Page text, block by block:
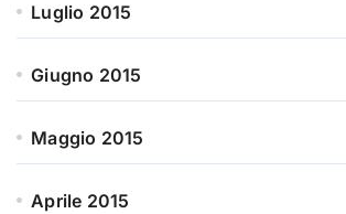
Luglio 2015
Giugno 2015
Maggio 2015
Aprile 2015